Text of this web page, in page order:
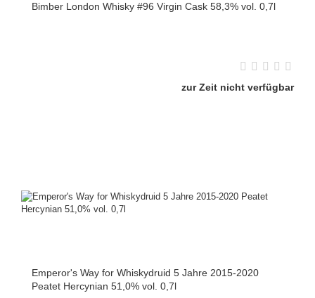
Bimber London Whisky #96 Virgin Cask 58,3% vol. 0,7l
zur Zeit nicht verfügbar
Emperor's Way for Whiskydruid 5 Jahre 2015-2020
Peatet Hercynian 51,0% vol. 0,7l